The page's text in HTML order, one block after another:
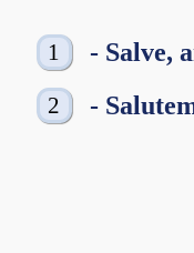
- Salve,
-